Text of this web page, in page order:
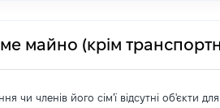
майно (крім
чи членів його сім'ї відсутні об'єкти